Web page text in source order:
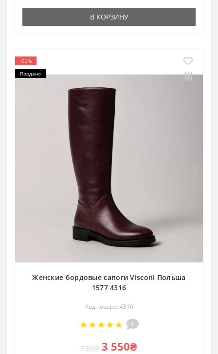
В КОРЗИНУ
-52%
Продано
Женские бордовые сапоги Visconi Польша
1577 4316
Код товара: 4316
1
7 390₴ 3 550₴